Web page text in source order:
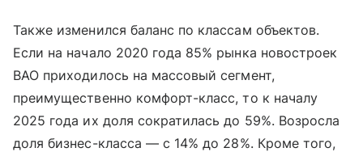
Также изменился баланс по классам объектов.
Если на начало 2020 года 85% рынка новостроек
ВАО приходилось на массовый сегмент,
преимущественно комфорт-класс, то к началу
2025 года их доля сократилась до 59%. Возросла
доля бизнес-класса — с 14% до 28%. Кроме того,